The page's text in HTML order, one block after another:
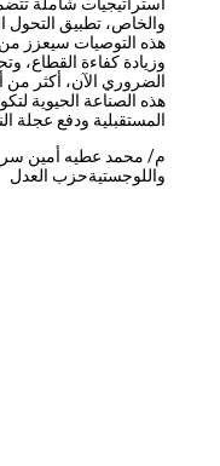
والخاص، تطبيق التحول
هذه التوصيات سيعزز من
وزيادة كفاءة القطاع،
الضروري الآن، أكثر من
هذه الصناعة الحيوية لتكون
المستقبلية ودفع عجلة النمو
م/ محمد عطيه أمين سر وحدة
واللوجستيةحزب العدل